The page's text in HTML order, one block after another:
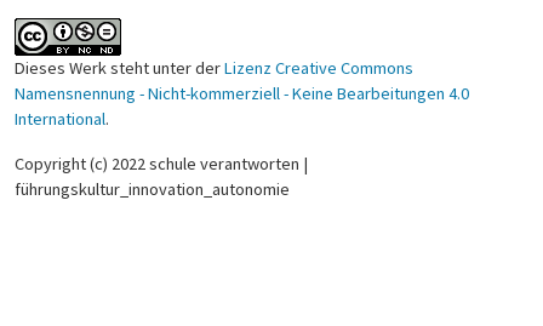
Dieses Werk steht unter derLizenz Creative Commons
Namensnennung - Nicht-kommerziell - Keine Bearbeitungen 4.0
International.
Copyright (c) 2022 schule verantworten |
führungskultur_innovation_autonomie